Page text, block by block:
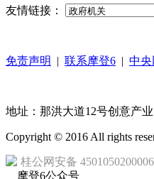
友情链接：
免责声明 | 联系摩登6 | 中
地址：那洪大道12号创意产
Copyright © 2016 All rights
桂公网安备
摩登6公众号